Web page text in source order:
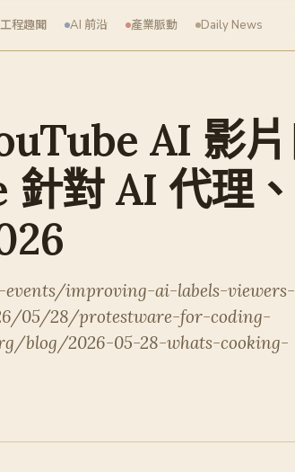
工程趣聞 AI 前沿 產業脈動 Daily News
AI 影
對 AI 代理、
improving-ai-labels-viewers-
05/28/protestware-for-coding-
blog/2026-05-28-whats-cooking-